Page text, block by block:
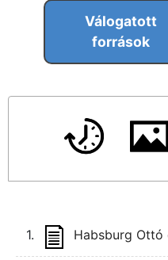
Válogatott
források
1. Habsburg Ottó